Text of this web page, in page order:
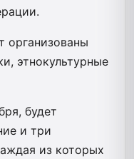
организованы
этнокультурные
будет
и три
из которых